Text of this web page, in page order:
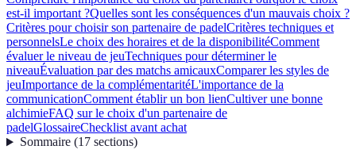
est-il important ?Quelles sont les conséquences d'un mauvais choix ?
Critères pour choisir son partenaire de padelCritères techniques et
personnelsLe choix des horaires et de la disponibilitéComment
évaluer le niveau de jeuTechniques pour déterminer le
niveauÉvaluation par des matchs amicauxComparer les styles de
jeuImportance de la complémentaritéL'importance de la
communicationComment établir un bon lienCultiver une bonne
alchimieFAQ sur le choix d'un partenaire de
padelGlossaireChecklist avant achat
Sommaire(17 sections)